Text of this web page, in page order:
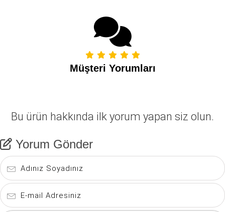
Müşteri Yorumları
Bu ürün hakkında ilk yorum yapan siz olun.
Yorum Gönder